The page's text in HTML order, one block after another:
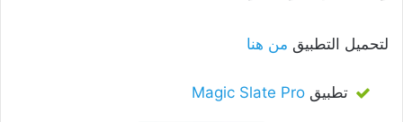
لتحميل التطبيق من هنا
تطبيق Magic Slate Pro